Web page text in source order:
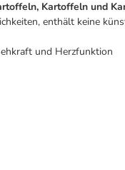
Kartoffeln und
enthält keine
und Herzfunktion